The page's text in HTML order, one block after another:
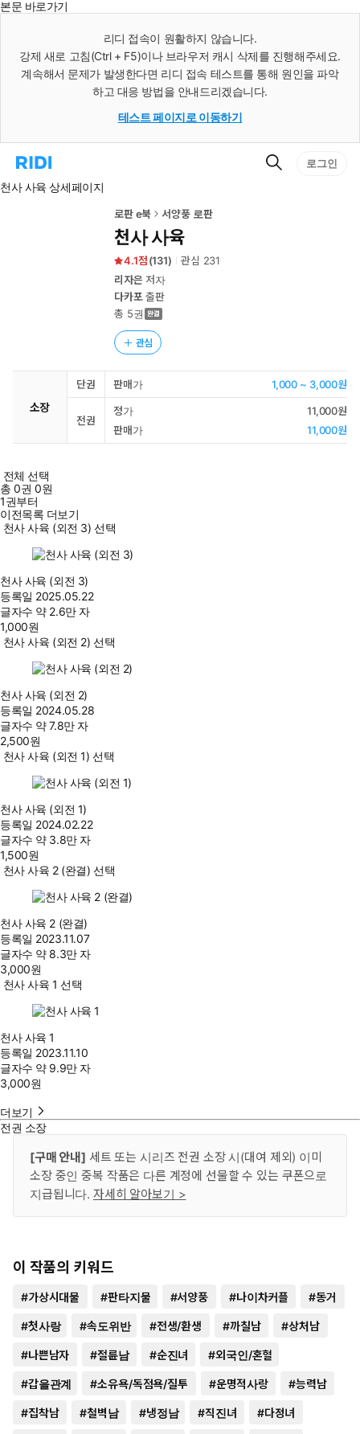
본문 바로가기
리디 접속이 원활하지 않습니다.
강제 새로 고침(Ctrl + F5)이나 브라우저 캐시 삭제를 진행해주세요.
계속해서 문제가 발생한다면 리디 접속 테스트를 통해 원인을 파악
하고 대응 방법을 안내드리겠습니다.
테스트 페이지로 이동하기
리
홈
검
로그인
천사 사육 상세페이지
로판 e북 서양풍 로판
천사 사육
4.1 (131) 관심 231
리자은 저자
다카포출판
총 5권
관심
소장
단권 판매가 1,000 ~ 3,000원
전권
정가
11,000원
판매가
11,000원
전체 선택
총0권 0원
1권부터
이전목록 더보기
천사 사육 (외전 3) 선택
천사 사육 (외전 3)
등록일 2025.05.22
글자수 약 2.6만 자
1,000원
천사 사육 (외전 2) 선택
천사 사육 (외전 2)
등록일 2024.05.28
글자수 약 7.8만 자
2,500원
천사 사육 (외전 1) 선택
천사 사육 (외전 1)
등록일 2024.02.22
글자수 약 3.8만 자
1,500원
천사 사육 2 (완결) 선택
천사 사육 2 (완결)
등록일 2023.11.07
글자수 약 8.3만 자
3,000원
천사 사육 1 선택
천사 사육 1
등록일 2023.11.10
글자수 약 9.9만 자
3,000원
더보기
전권 소장
[구매 안내] 세트 또는 시리즈 전권 소장 시(대여 제외) 이미
소장 중인 중복 작품은 다른 계정에 선물할 수 있는 쿠폰으로
지급됩니다. 자세히 알아보기 >
이 작품의 키워드
#가상시대물 #판타지물 #서양풍 #나이차커플 #동거
#첫사랑 #속도위반 #전생/환생 #까칠남 #상처남
#나쁜남자 #절륜남 #순진녀 #외국인/혼혈
#갑을관계 #소유욕/독점욕/질투 #운명적사랑 #능력남
#집착남 #철벽남 #냉정남 #직진녀 #다정녀